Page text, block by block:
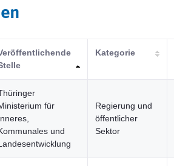
Kategorie
für
und
Regierung und
öffentlicher
Sektor